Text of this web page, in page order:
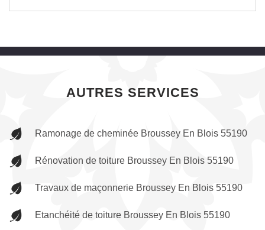
AUTRES SERVICES
Ramonage de cheminée Broussey En Blois 55190
Rénovation de toiture Broussey En Blois 55190
Travaux de maçonnerie Broussey En Blois 55190
Etanchéité de toiture Broussey En Blois 55190